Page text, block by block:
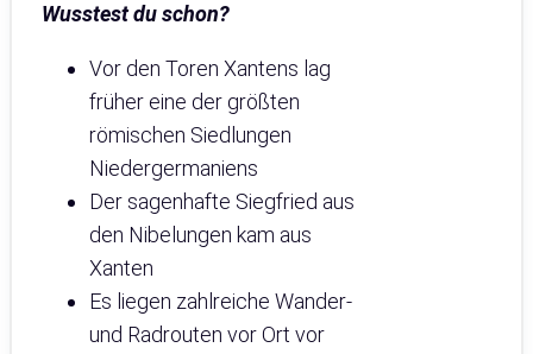
Wusstest du schon?
Vor den Toren Xantens lag
früher eine der größten
römischen Siedlungen
Niedergermaniens
Der sagenhafte Siegfried aus
den Nibelungen kam aus
Xanten
Es liegen zahlreiche Wander-
und Radrouten vor Ort vor